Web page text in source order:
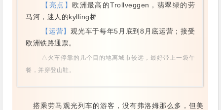
【亮点】欧洲最高的Trollveggen，翡翠绿的劳
马河，迷人的kylling桥
【运营】观光车于每年5月底到8月底运营；接受
欧洲铁路通票。
△火车停靠的几个目的地离城市较远，最好带上一袋午
餐，并穿登山鞋。
搭乘劳马观光列车的游客，没有弗洛姆那么多，但美